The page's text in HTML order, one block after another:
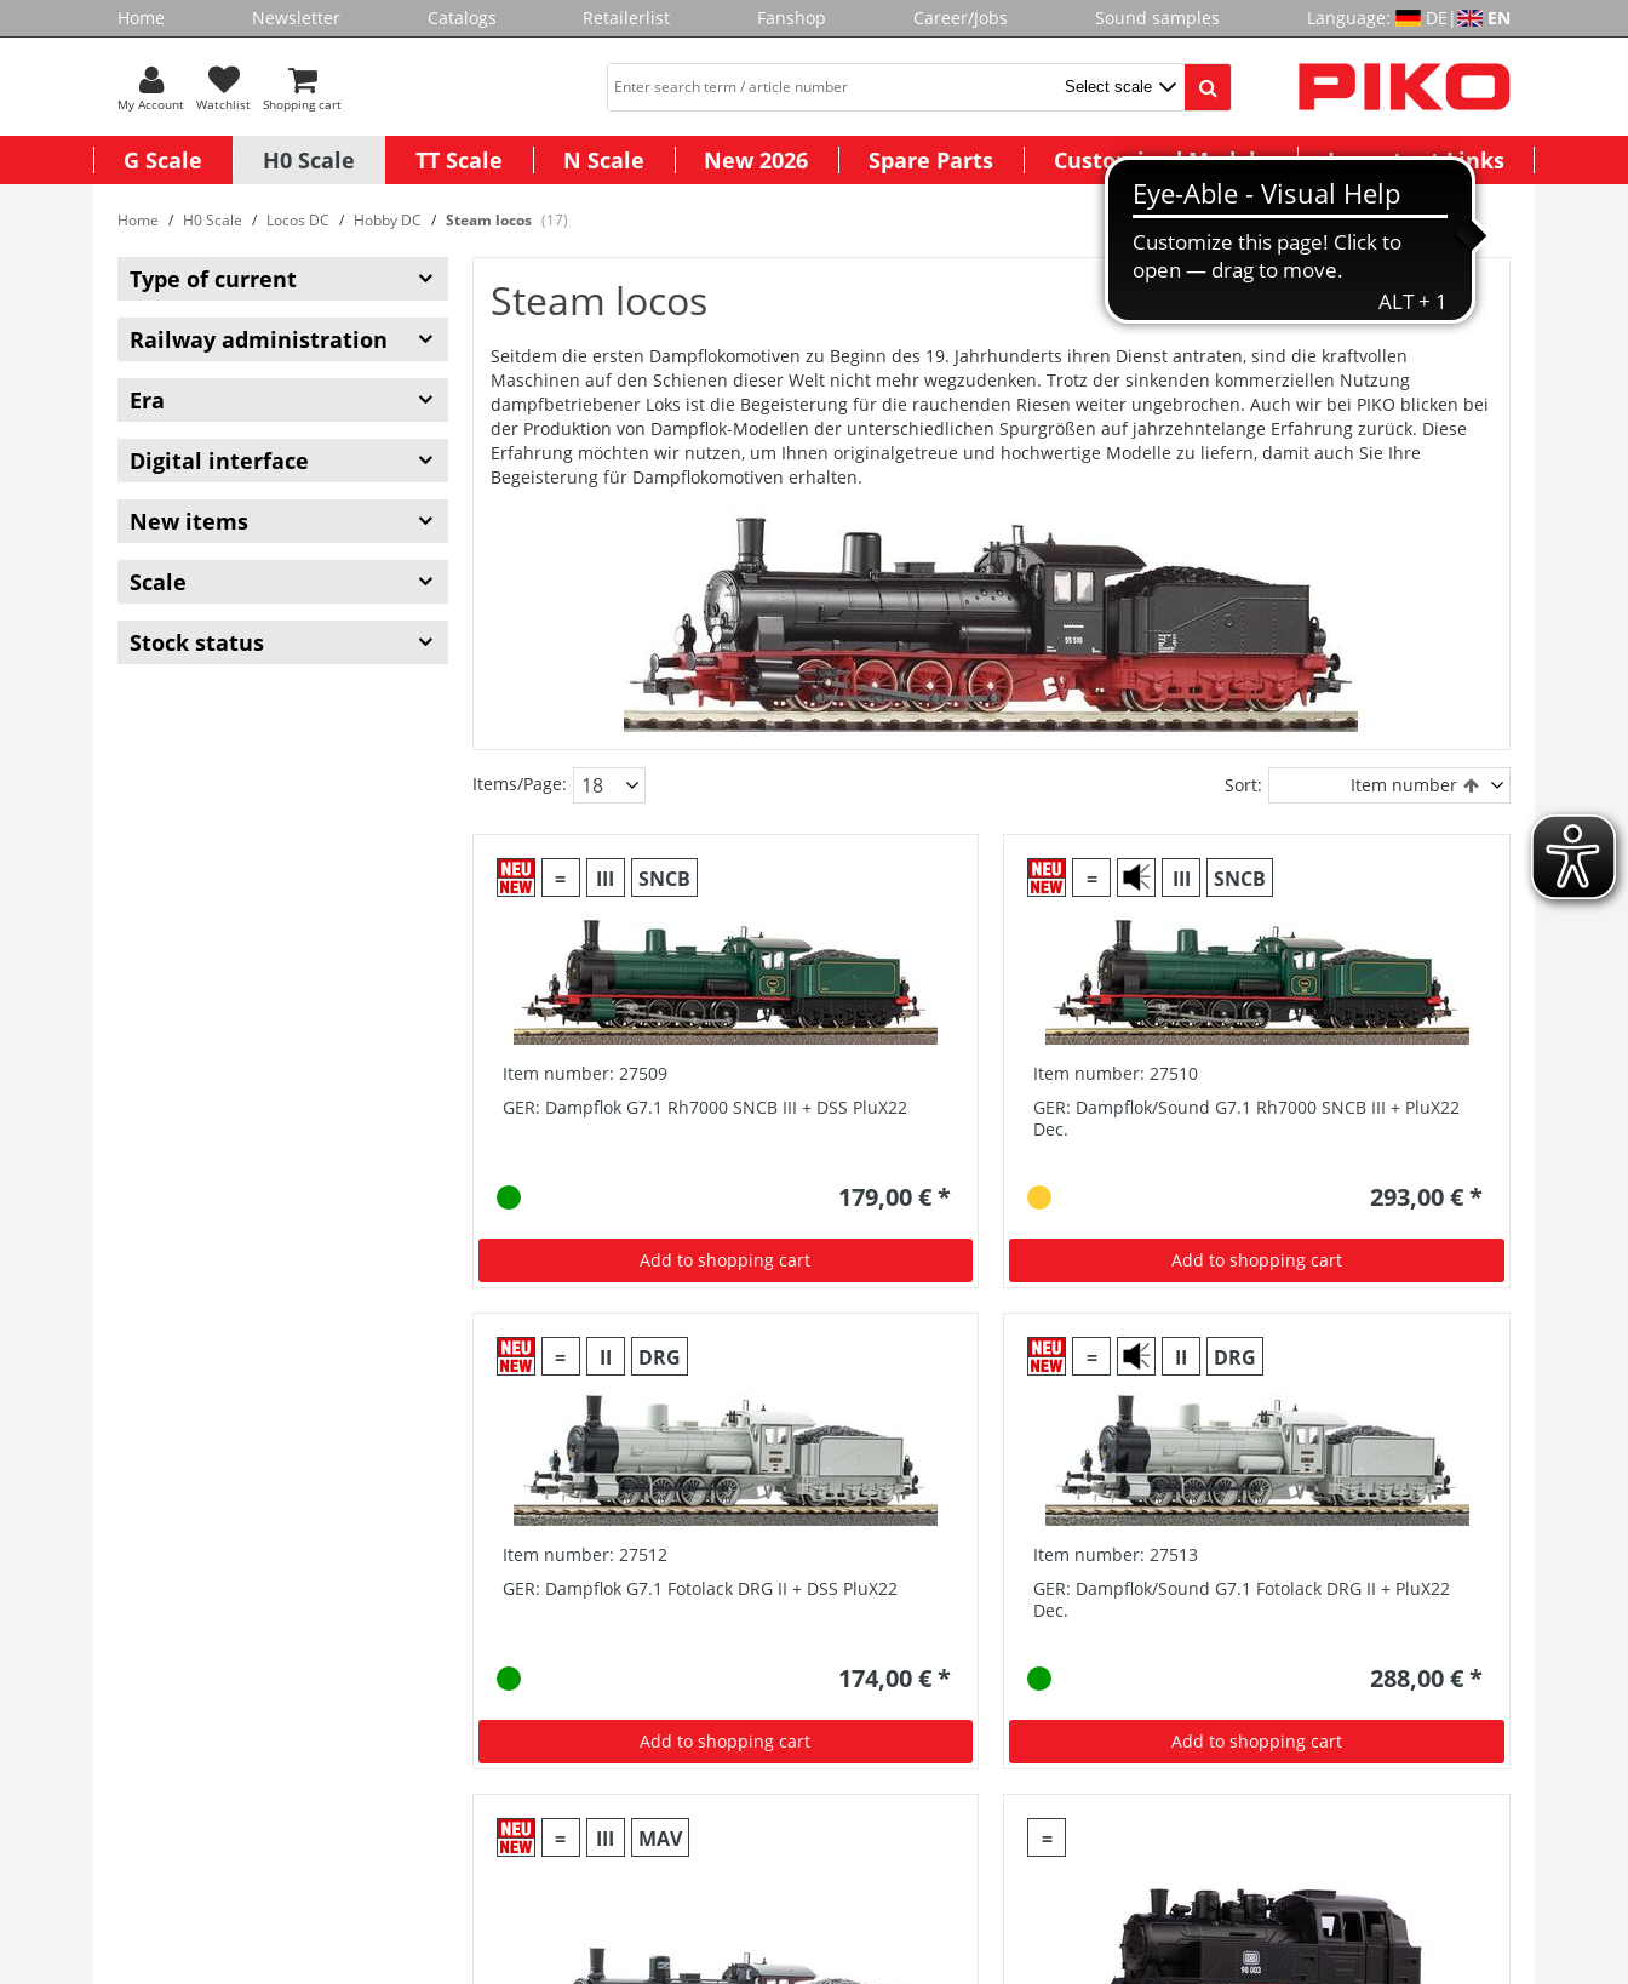
Home Newsletter Catalogs Retailerlist Fanshop Career/Jobs Sound samples Language: DE | EN
My Account Watchlist Shopping cart
G Scale H0 Scale TT Scale N Scale New 2026 Spare Parts Customized Models Important Links
Home H0 Scale Locos DC Hobby DC Steam locos (17)
Type of current
Railway administration
Era
Digital interface
New items
Scale
Stock status
Steam locos
Seitdem die ersten Dampflokomotiven zu Beginn des 19. Jahrhunderts ihren Dienst antraten, sind die kraftvollen
Maschinen auf den Schienen dieser Welt nicht mehr wegzudenken. Trotz der sinkenden kommerziellen Nutzung
dampfbetriebener Loks ist die Begeisterung für die rauchenden Riesen weiter ungebrochen. Auch wir bei PIKO blicken bei
der Produktion von Dampflok-Modellen der unterschiedlichen Spurgrößen auf jahrzehntelange Erfahrung zurück. Diese
Erfahrung möchten wir nutzen, um Ihnen originalgetreue und hochwertige Modelle zu liefern, damit auch Sie Ihre
Begeisterung für Dampflokomotiven erhalten.
Items/Page: Sort: Item number
= III SNCB
Item number: 27509
GER: Dampflok G7.1 Rh7000 SNCB III + DSS PluX22
179,00 € *
Add to shopping cart
= III SNCB
Item number: 27510
GER: Dampflok/Sound G7.1 Rh7000 SNCB III + PluX22
Dec.
293,00 € *
Add to shopping cart
= II DRG
Item number: 27512
GER: Dampflok G7.1 Fotolack DRG II + DSS PluX22
174,00 € *
Add to shopping cart
= II DRG
Item number: 27513
GER: Dampflok/Sound G7.1 Fotolack DRG II + PluX22
Dec.
288,00 € *
Add to shopping cart
= III MAV =